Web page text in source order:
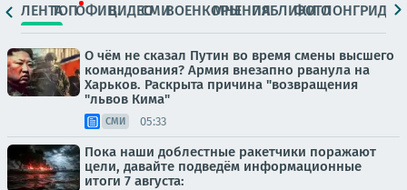
ЛЕНТАТОПОФИЦ.ВИДЕОСМИВОЕНКОРЫМНЕНИЯПАБЛИКИ
ФОТОЛОНГРИДЫ
О чём не сказал Путин во время смены высшего
командования? Армия внезапно рванула на
Харьков. Раскрыта причина "возвращения
"львов Кима"
СМИ 05:33
Пока наши доблестные ракетчики поражают
цели, давайте подведём информационные
итоги 7 августа: